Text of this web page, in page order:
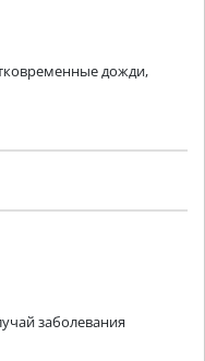
дожди,
заболевания